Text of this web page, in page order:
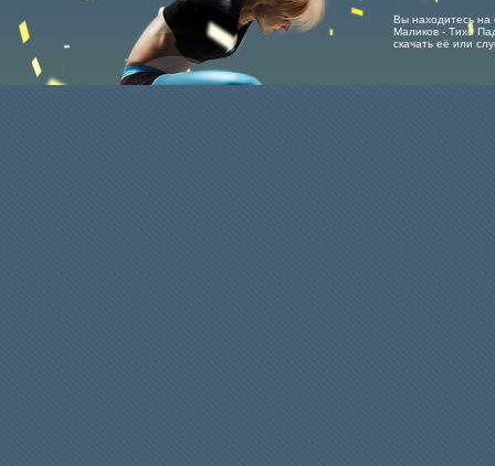
Вы находитесь на
Маликов - Тихо
скачать её или